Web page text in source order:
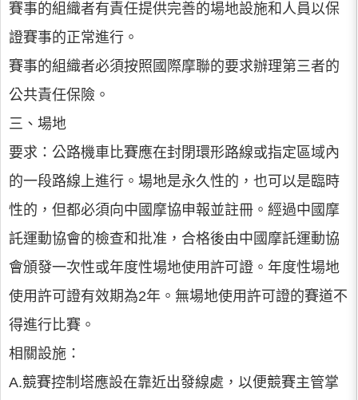
賽事的組織者有責任提供完善的場地設施和人員以保
證賽事的正常進行。
賽事的組織者必須按照國際摩聯的要求辦理第三者的
公共責任保險。
三、場地
要求：公路機車比賽應在封閉環形路線或指定區域內
的一段路線上進行。場地是永久性的，也可以是臨時
性的，但都必須向中國摩協申報並註冊。經過中國摩
託運動協會的檢查和批准，合格後由中國摩託運動協
會頒發一次性或年度性場地使用許可證。年度性場地
使用許可證有效期為2年。無場地使用許可證的賽道不
得進行比賽。
相關設施：
A.競賽控制塔應設在靠近出發線處，以便競賽主管掌